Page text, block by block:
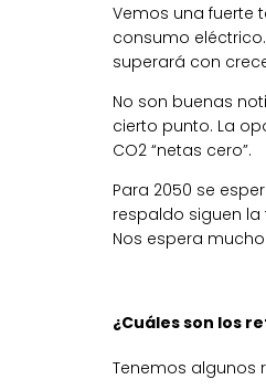
Vemos una fuerte
consumo
superará con
No son buenas
cierto punto. La
CO2 “netas cero”.
Para 2050 se
respaldo siguen
Nos espera
¿Cuáles son los
Tenemos algunos